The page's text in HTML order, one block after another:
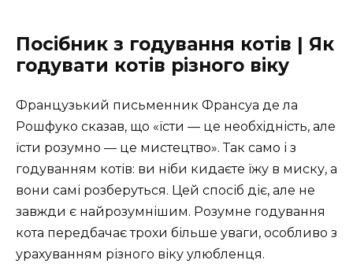
Посібник з годування котів | Як
годувати котів різного віку
Французький письменник Франсуа де ла
Рошфуко сказав, що «їсти — це необхідність, але
їсти розумно — це мистецтво». Так само і з
годуванням котів: ви ніби кидаєте їжу в миску, а
вони самі розберуться. Цей спосіб діє, але не
завжди є найрозумнішим. Розумне годування
кота передбачає трохи більше уваги, особливо з
урахуванням різного віку улюбленця.